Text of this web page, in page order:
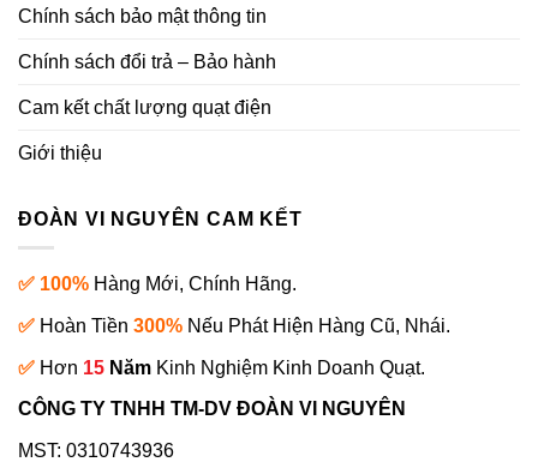
Chính sách bảo mật thông tin
Chính sách đổi trả – Bảo hành
Cam kết chất lượng quạt điện
Giới thiệu
ĐOÀN VI NGUYÊN CAM KẾT
✅ 100% Hàng Mới, Chính Hãng.
✅ Hoàn Tiền 300% Nếu Phát Hiện Hàng Cũ, Nhái.
✅ Hơn 15 Năm Kinh Nghiệm Kinh Doanh Quạt.
CÔNG TY TNHH TM-DV ĐOÀN VI NGUYÊN
MST: 0310743936